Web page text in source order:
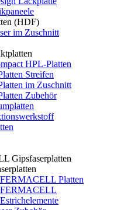
(HDF)
im Zuschnitt
HPL-Platten
Streifen
im Zuschnitt
Zubehör
Gipsfaserplatten
FERMACELL Platten
FERMACELL
Estrichelemente